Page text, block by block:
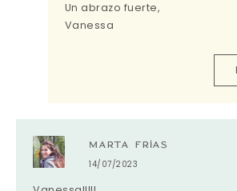
Un abrazo fuerte,
Vanessa
MARTA FRÍAS
14/07/2023